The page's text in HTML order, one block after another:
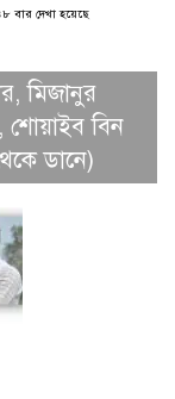
বার দেখা হয়েছে
মিজানুর
শোয়াইব বিন
ডানে)